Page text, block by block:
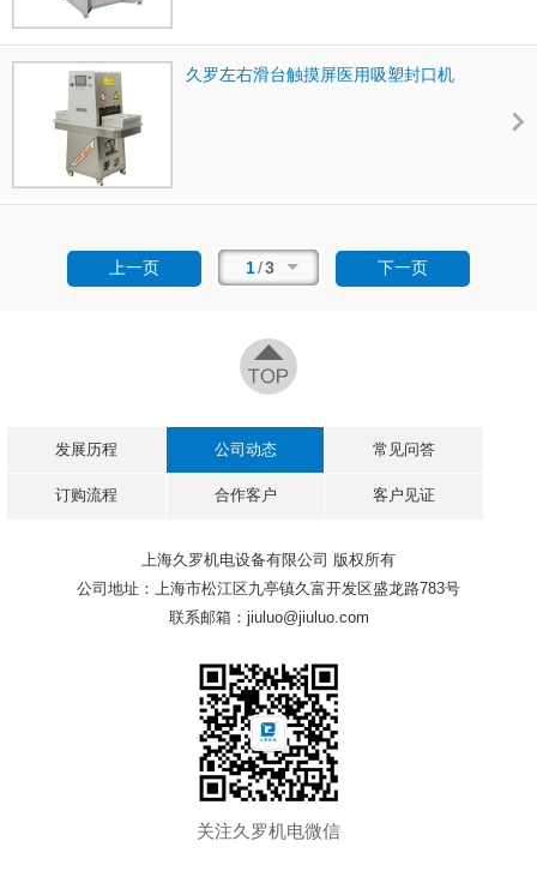
久罗左右滑台触摸屏医用吸塑封口机
上一页 1/3 下一页
发展历程 公司动态 常见问答
订购流程 合作客户 客户见证
上海久罗机电设备有限公司 版权所有
公司地址：上海市松江区九亭镇久富开发区盛龙路783号
联系邮箱：jiuluo@jiuluo.com
关注久罗机电微信